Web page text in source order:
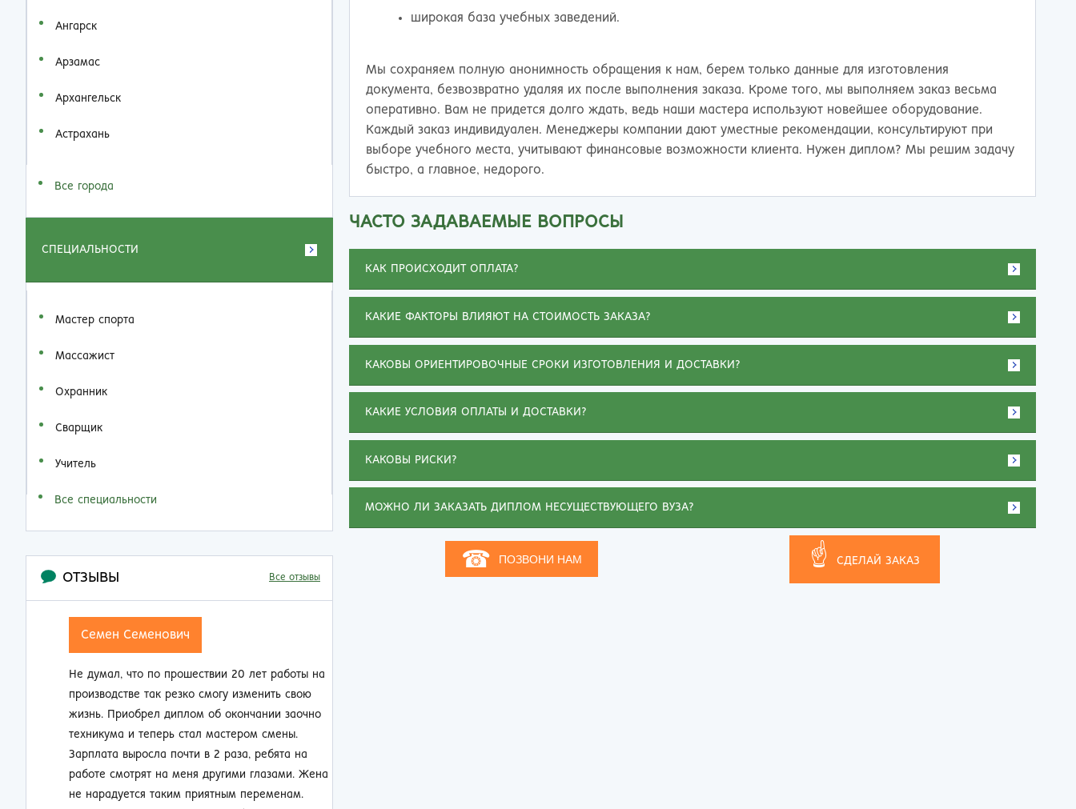
Ангарск
Арзамас
Архангельск
Астрахань
Все города
СПЕЦИАЛЬНОСТИ
Мастер спорта
Массажист
Охранник
Сварщик
Учитель
Все специальности
ОТЗЫВЫ Все отзывы
Семен Семенович
Не думал, что по прошествии 20 лет работы на
производстве так резко смогу изменить свою
жизнь. Приобрел диплом об окончании заочно
техникума и теперь стал мастером смены.
Зарплата выросла почти в 2 раза, ребята на
работе смотрят на меня другими глазами. Жена
не нарадуется таким приятным переменам.
широкая база учебных заведений.
Мы сохраняем полную анонимность обращения к нам, берем только данные для изготовления
документа, безвозвратно удаляя их после выполнения заказа. Кроме того, мы выполняем заказ весьма
оперативно. Вам не придется долго ждать, ведь наши мастера используют новейшее оборудование.
Каждый заказ индивидуален. Менеджеры компании дают уместные рекомендации, консультируют при
выборе учебного места, учитывают финансовые возможности клиента. Нужен диплом? Мы решим задачу
быстро, а главное, недорого.
ЧАСТО ЗАДАВАЕМЫЕ ВОПРОСЫ
КАК ПРОИСХОДИТ ОПЛАТА?
КАКИЕ ФАКТОРЫ ВЛИЯЮТ НА СТОИМОСТЬ ЗАКАЗА?
КАКОВЫ ОРИЕНТИРОВОЧНЫЕ СРОКИ ИЗГОТОВЛЕНИЯ И ДОСТАВКИ?
КАКИЕ УСЛОВИЯ ОПЛАТЫ И ДОСТАВКИ?
КАКОВЫ РИСКИ?
МОЖНО ЛИ ЗАКАЗАТЬ ДИПЛОМ НЕСУЩЕСТВУЮЩЕГО ВУЗА?
☎ ПОЗВОНИ НАМ ☝ СДЕЛАЙ ЗАКАЗ